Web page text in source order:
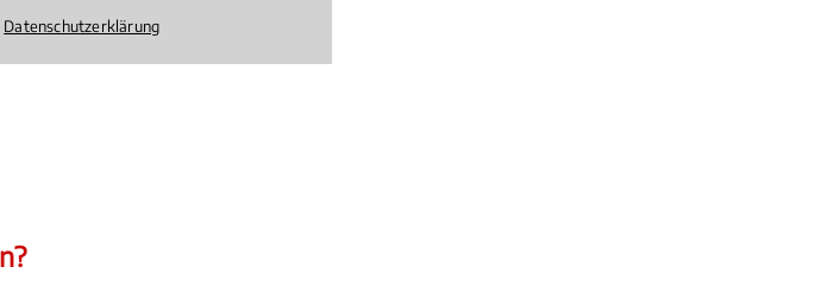
Datenschutzerklärung